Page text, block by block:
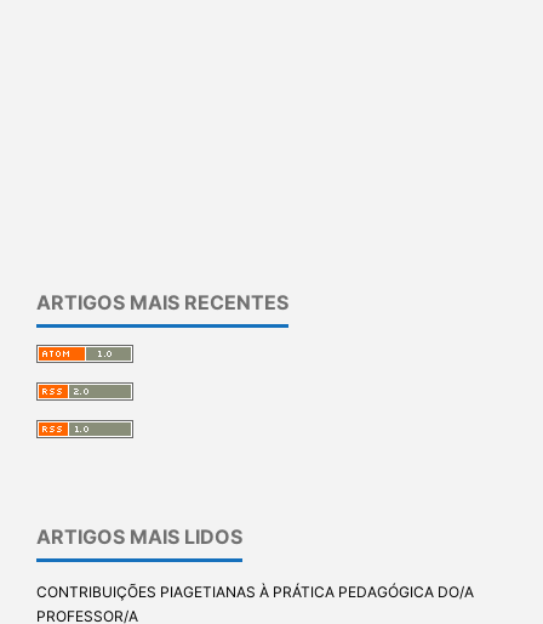
ARTIGOS MAIS RECENTES
ARTIGOS MAIS LIDOS
CONTRIBUIÇÕES PIAGETIANAS À PRÁTICA PEDAGÓGICA DO/A
PROFESSOR/A